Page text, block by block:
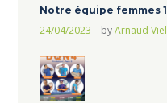
Notre équipe femmes
24/04/2023 byArnaud